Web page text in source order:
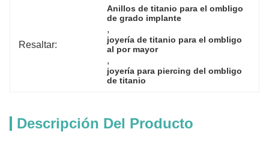
Resaltar:
Anillos de titanio para el ombligo
de grado implante
,
joyería de titanio para el ombligo
al por mayor
,
joyería para piercing del ombligo
de titanio
Descripción Del Producto